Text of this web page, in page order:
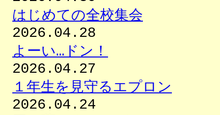
はじめての全校集会
2026.04.28
よーい…ドン！
2026.04.27
１年生を見守るエプロン
2026.04.24